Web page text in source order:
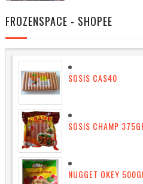
FROZENSPACE - SHOPEE
SOSIS CAS40
SOSIS CHAMP
NUGGET OKEY